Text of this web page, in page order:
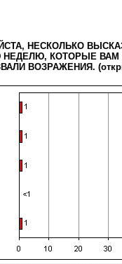
НЕСКОЛЬКО
КОТОРЫЕ ВАМ
ВОЗРАЖЕНИЯ.